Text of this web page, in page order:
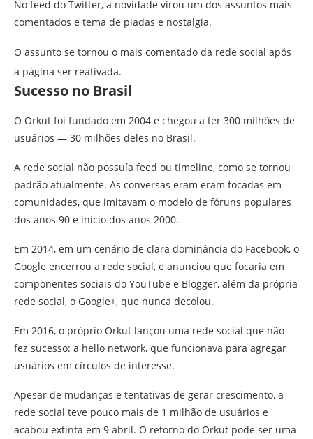
No feed do Twitter, a novidade virou um dos assuntos mais
comentados e tema de piadas e nostalgia.
O assunto se tornou o mais comentado da rede social após
a página ser reativada.
Sucesso no Brasil
O Orkut foi fundado em 2004 e chegou a ter 300 milhões de
usuários — 30 milhões deles no Brasil.
A rede social não possuía feed ou timeline, como se tornou
padrão atualmente. As conversas eram eram focadas em
comunidades, que imitavam o modelo de fóruns populares
dos anos 90 e início dos anos 2000.
Em 2014, em um cenário de clara dominância do Facebook, o
Google encerrou a rede social, e anunciou que focaria em
componentes sociais do YouTube e Blogger, além da própria
rede social, o Google+, que nunca decolou.
Em 2016, o próprio Orkut lançou uma rede social que não
fez sucesso: a hello network, que funcionava para agregar
usuários em círculos de interesse.
Apesar de mudanças e tentativas de gerar crescimento, a
rede social teve pouco mais de 1 milhão de usuários e
acabou extinta em 9 abril. O retorno do Orkut pode ser uma